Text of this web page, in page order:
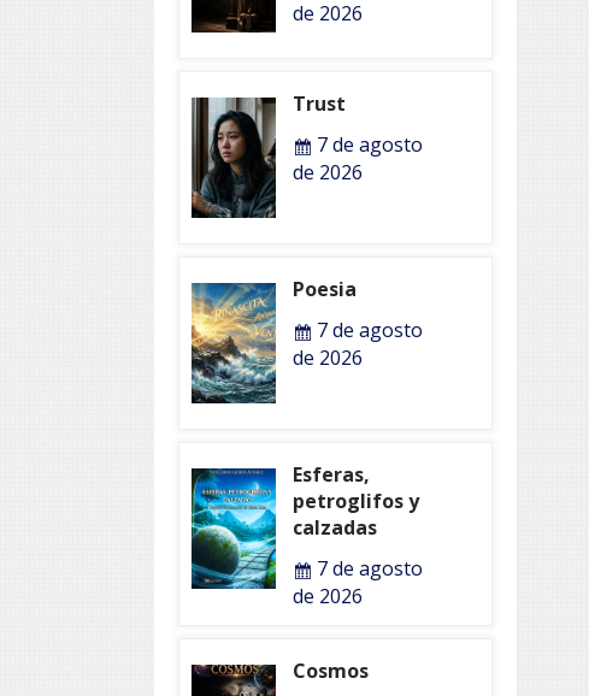
de 2026
Trust
7 de agosto
de 2026
Poesia
7 de agosto
de 2026
Esferas,
petroglifos y
calzadas
7 de agosto
de 2026
Cosmos